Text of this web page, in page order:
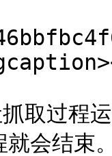
过程运
就会结束